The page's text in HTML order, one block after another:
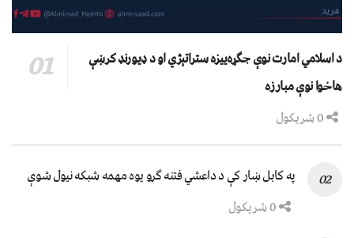
د اسلامي امارت نوې جګړه‌ییزه ستراتېژي او د ډیورنډ کرښې
هاخوا نوې مبارزه
په کابل ښار کې د داعشي فتنه ګرو يوه مهمه شبکه نيول شوې